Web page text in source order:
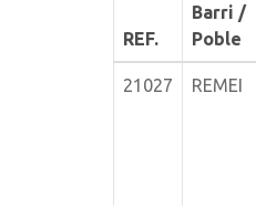
REF.
Barri /
Poble
21027 REMEI